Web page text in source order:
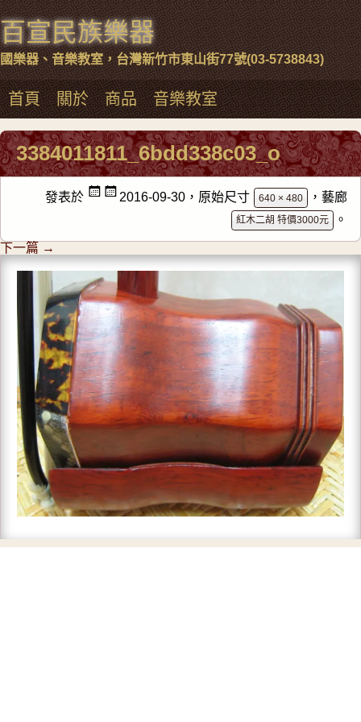
百宣民族樂器
國樂器、音樂教室，台灣新竹市東山街77號(03-5738843)
首頁 關於 商品 音樂教室
3384011811_6bdd338c03_o
發表於 2016-09-30 ，原始尺寸 640 × 480 ，藝廊
紅木二胡 特價3000元 。
下一篇 →